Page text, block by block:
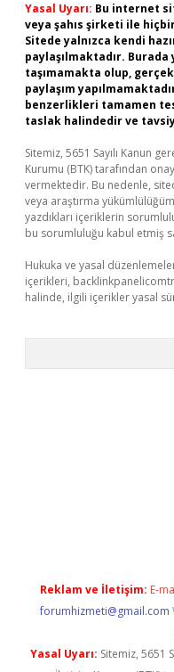
Yasal Uyarı: Bu internet
veya şahıs şirketi ile
Sitede yalnızca kendi
paylaşılmaktadır.
taşımamakta olup,
paylaşım
benzerlikleri tamamen
taslak halindedir ve
Sitemiz, 5651 Sayılı Kanun
Kurumu (BTK) tarafından
vermektedir. Bu nedenle,
veya araştırma
yazdıkları içeriklerin
bu sorumluluğu kabul etmiş
Hukuka ve yasal
içerikleri,
halinde, ilgili içerikler yasal
Reklam ve İletişim: E-
forumhizmeti@gmail.com
Yasal Uyarı: Sitemiz, 5651